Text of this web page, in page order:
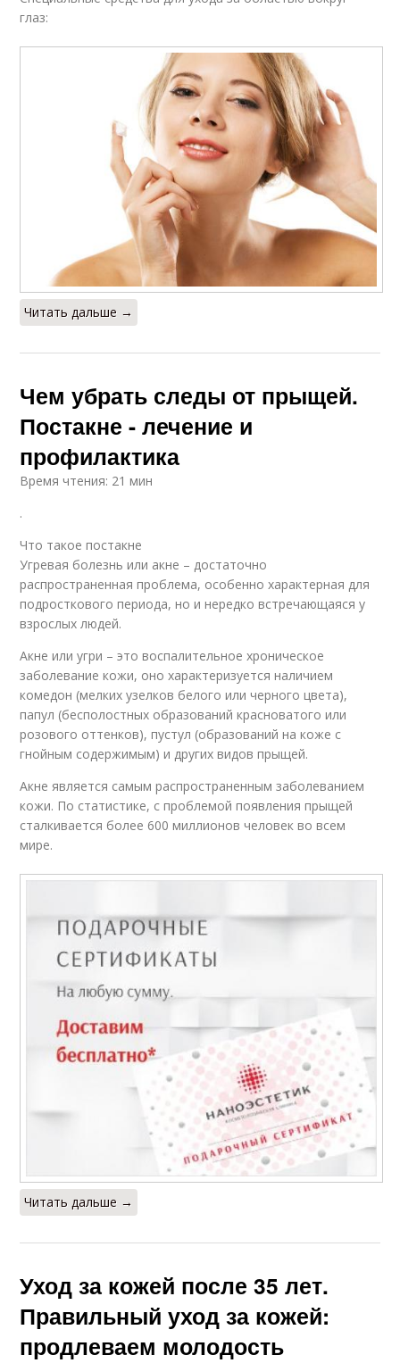
глаз:
Читать дальше →
Чем убрать следы от прыщей.
Постакне - лечение и
профилактика
Время чтения: 21 мин
.
Что такое постакне
Угревая болезнь или акне – достаточно
распространенная проблема, особенно характерная для
подросткового периода, но и нередко встречающаяся у
взрослых людей.
Акне или угри – это воспалительное хроническое
заболевание кожи, оно характеризуется наличием
комедон (мелких узелков белого или черного цвета),
папул (бесполостных образований красноватого или
розового оттенков), пустул (образований на коже с
гнойным содержимым) и других видов прыщей.
Акне является самым распространенным заболеванием
кожи. По статистике, с проблемой появления прыщей
сталкивается более 600 миллионов человек во всем
мире.
Читать дальше →
Уход за кожей после 35 лет.
Правильный уход за кожей:
продлеваем молодость